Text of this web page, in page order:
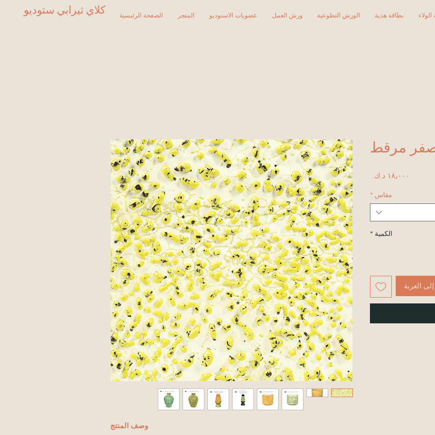
كلاي ثيرابي ستوديو الصفحة الرئيسية المتجر عضويات الاستوديو ورش العمل الورش التطوعية بطاقة هدية
وصف المنتج
مقاس *
الكمية *
العربة